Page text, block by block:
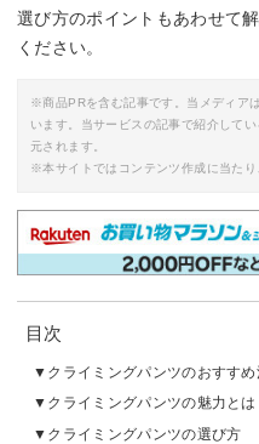
選び方のポイントもあわせて
ください。
※商品PRを含む記事です。当メディア
います。当サービスの記事で紹介して
元されます。
※本サイトではコンテンツ作成に当たり
目次
クライミングパンツのおすす
クライミングパンツの魅力とは
クライミングパンツの選び方